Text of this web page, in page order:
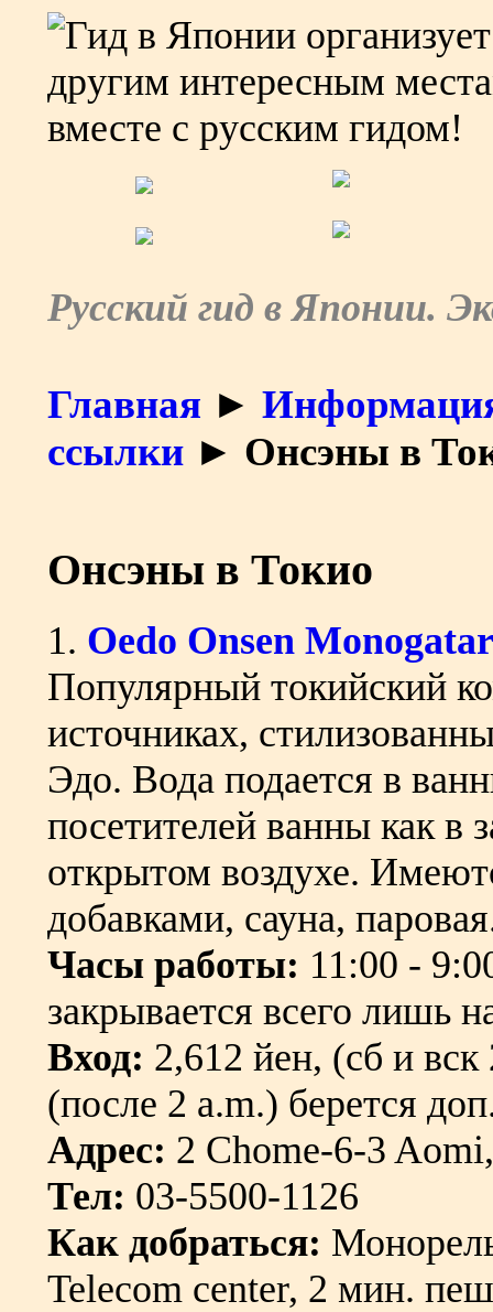
Русский гид в Японии.
Главная ►
ссылки ► Онсэны в
Онсэны в Токио
1. Oedo Onsen
Популярный токийский
источниках,
Эдо. Вода подается в
посетителей ванны как в
открытом воздухе.
добавками, сауна,
Часы работы: 11:00 -
закрывается всего лишь
Вход: 2,612 йен, (сб и
(после 2 a.m.) берется
Адрес: 2 Chome-6-3
Тел: 03-5500-1126
Как добраться:
Telecom center, 2 мин.